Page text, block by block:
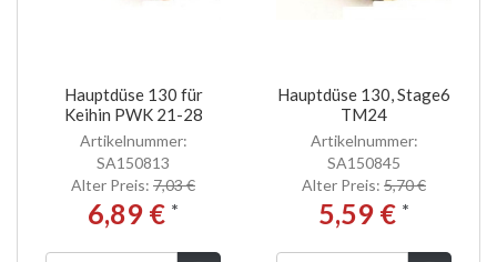
Hauptdüse 130 für
Keihin PWK 21-28
Artikelnummer:
SA150813
Alter Preis: 7,03 €
6,89 € *
Hauptdüse 130, Stage6
TM24
Artikelnummer:
SA150845
Alter Preis: 5,70 €
5,59 € *